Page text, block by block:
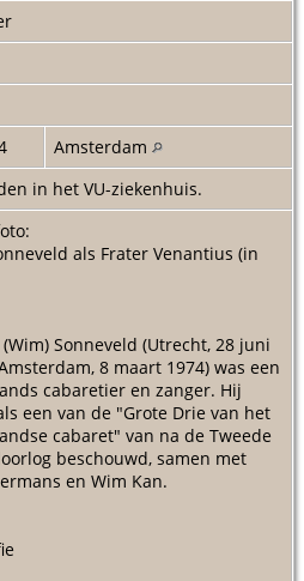
Amsterdam
in het VU-ziekenhuis.
als Frater Venantius (in
Sonneveld (Utrecht, 28 juni
8 maart 1974) was een
cabaretier en zanger. Hij
een van de "Grote Drie van het
cabaret" van na de Tweede
beschouwd, samen met
en Wim Kan.